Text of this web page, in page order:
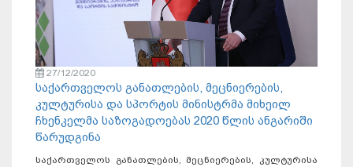
27/12/2020
საქართველოს განათლების, მეცნიერების,
კულტურისა და სპორტის მინისტრმა მიხეილ
ჩხენკელმა საზოგადოებას 2020 წლის ანგარიში
წარუდგინა
საქართველოს განათლების, მეცნიერების, კულტურისა